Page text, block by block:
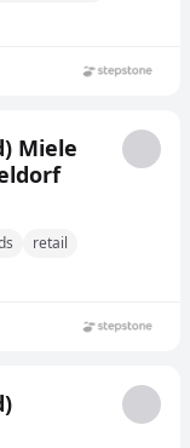
Miele
retail